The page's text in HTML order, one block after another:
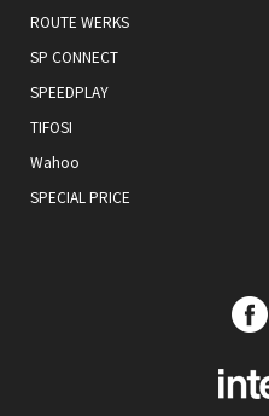
ROUTE WERKS
SP CONNECT
SPEEDPLAY
TIFOSI
Wahoo
SPECIAL PRICE